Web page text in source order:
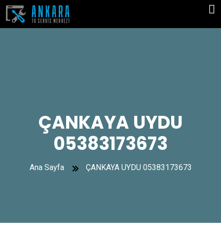
ÇANKAYA UYDU
05383173673
Ana Sayfa ÇANKAYA UYDU 05383173673